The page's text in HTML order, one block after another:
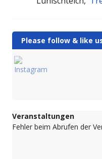
Please follow & like
Veranstaltungen
Fehler beim Abrufen der